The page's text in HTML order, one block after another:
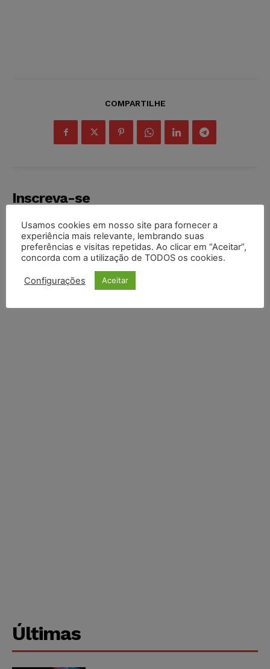
COMPARTILHE
Inscreva-se
Últimas
Usamos cookies em nosso site para fornecer a
experiência mais relevante, lembrando suas
preferências e visitas repetidas. Ao clicar em “Aceitar”,
concorda com a utilização de TODOS os cookies.
Configurações Aceitar